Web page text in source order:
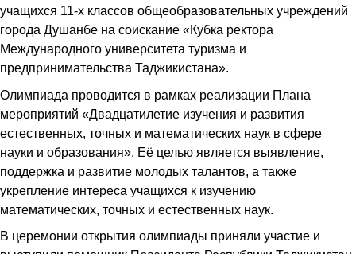
учащихся 11-х классов общеобразовательных учреждений
города Душанбе на соискание «Кубка ректора
Международного университета туризма и
предпринимательства Таджикистана».
Олимпиада проводится в рамках реализации Плана
мероприятий «Двадцатилетие изучения и развития
естественных, точных и математических наук в сфере
науки и образования». Её целью является выявление,
поддержка и развитие молодых талантов, а также
укрепление интереса учащихся к изучению
математических, точных и естественных наук.
В церемонии открытия олимпиады приняли участие и